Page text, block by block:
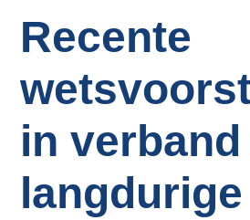
n
a
i
o
Recente
in
langdurige